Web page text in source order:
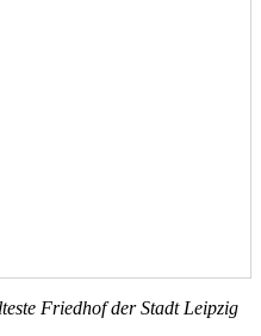
Friedhof der Stadt Leipzig